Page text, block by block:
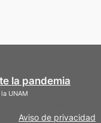
la pandemia
UNAM
Aviso de privacidad